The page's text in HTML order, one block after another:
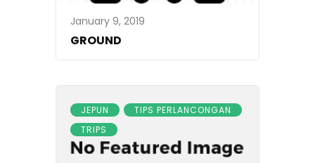
January 9, 2019
GROUND
JEPUN
TIPS PERLANCONGAN
TRIPS